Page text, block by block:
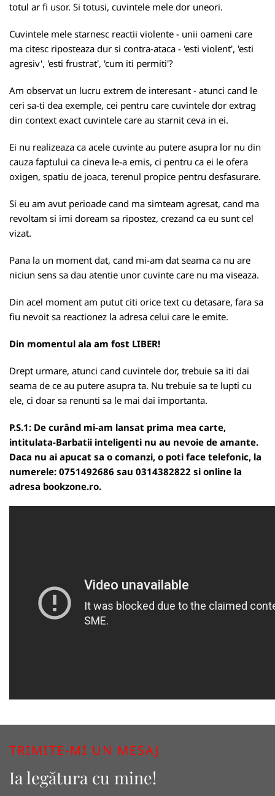
totul ar fi usor. Si totusi, cuvintele mele dor uneori.
Cuvintele mele starnesc reactii violente - unii oameni care
ma citesc riposteaza dur si contra-ataca - 'esti violent', 'esti
agresiv', 'esti frustrat', 'cum iti permiti'?
Am observat un lucru extrem de interesant - atunci cand le
ceri sa-ti dea exemple, cei pentru care cuvintele dor extrag
din context exact cuvintele care au starnit ceva in ei.
Ei nu realizeaza ca acele cuvinte au putere asupra lor nu din
cauza faptului ca cineva le-a emis, ci pentru ca ei le ofera
oxigen, spatiu de joaca, terenul propice pentru desfasurare.
Si eu am avut perioade cand ma simteam agresat, cand ma
revoltam si imi doream sa ripostez, crezand ca eu sunt cel
vizat.
Pana la un moment dat, cand mi-am dat seama ca nu are
niciun sens sa dau atentie unor cuvinte care nu ma viseaza.
Din acel moment am putut citi orice text cu detasare, fara sa
fiu nevoit sa reactionez la adresa celui care le emite.
Din momentul ala am fost LIBER!
Drept urmare, atunci cand cuvintele dor, trebuie sa iti dai
seama de ce au putere asupra ta. Nu trebuie sa te lupti cu
ele, ci doar sa renunti sa le mai dai importanta.
P.S.1: De curând mi-am lansat prima mea carte,
intitulata-Barbatii inteligenti nu au nevoie de amante.
Daca nu ai apucat sa o comanzi, o poti face telefonic, la
numerele: 0751492686 sau 0314382822 si online la
adresa bookzone.ro.
TRIMITE-MI UN MESAJ
Ia legătura cu mine!